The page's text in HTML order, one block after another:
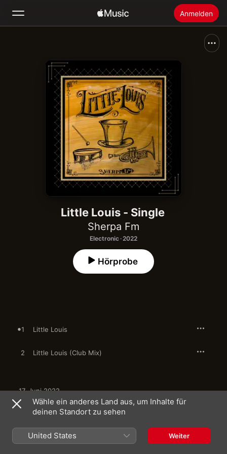
Anmelden
Startseite
Apple Music installieren
Little Louis - Single
Sherpa Fm
Electronic · 2022
Hörprobe
1 Little Louis
2 Little Louis (Club Mix)
17. Juni 2022
2 Titel, 6 Minuten
℗ 2022 Electro Swing Thing
Wähle ein anderes Land aus, um Inhalte für
deinen Standort zu sehen
United States Weiter